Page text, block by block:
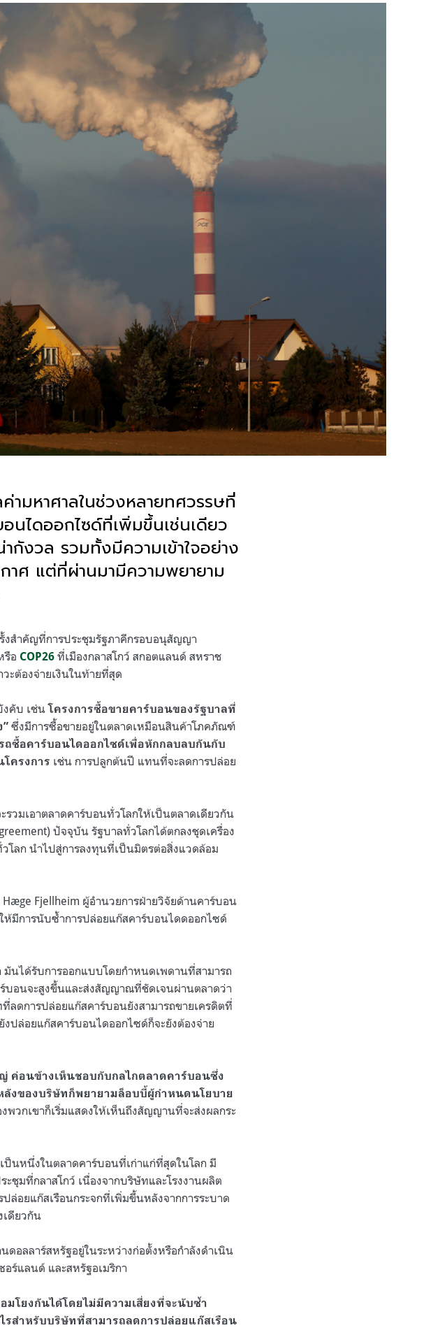
ามหาศาลในช่วงหลายทศวรรษที่
นไดออกไซด์ที่เพิ่มขึ้นเช่นเดียว
งวล รวมทั้งมีความเข้าใจอย่าง
าศ แต่ที่ผ่านมามีความพยายาม
งสำคัญที่การประชุมรัฐภาคีกรอบอนุสัญญา
รือ COP26 ที่เมืองกลาสโกว์ สกอตแลนด์ สหราช
ะต้องจ่ายเงินในท้ายที่สุด
งคับ เช่นโครงการซื้อขายคาร์บอนของรัฐบาลที่
” ซึ่งมีการซื้อขายอยู่ในตลาดเหมือนสินค้าโภคภัณฑ์
ซื้อคาร์บอนไดออกไซด์เพื่อหักกลบลบกันกับ
ครงการ เช่น การปลูกต้นปี แทนที่จะลดการปล่อย
วมเอาตลาดคาร์บอนทั่วโลกให้เป็นตลาดเดียวกัน
ปัจจุบัน รัฐบาลทั่วโลกได้ตกลงชุดเครื่อง
โลก นำไปสู่การลงทุนที่เป็นมิตรต่อสิ่งแวดล้อม
Hæge Fjellheim ผู้อำนวยการฝ่ายวิจัยด้านคาร์บอน
มีการนับซ้ำการปล่อยแก๊สคาร์บอนไดดออกไซด์
นได้รับการออกแบบโดยกำหนดเพดานที่สามารถ
บอนจะสูงขึ้นและส่งสัญญาณที่ชัดเจนผ่านตลาดว่า
ลดการปล่อยแก๊สคาร์บอนยังสามารถขายเครดิตที่
ปล่อยแก๊สคาร์บอนไดออกไซด์ก็จะยังต้องจ่าย
ค่อนข้างเห็นชอบกับกลไกตลาดคาร์บอนซึ่ง
ลังของบริษัทก็พยายามล็อบบี้ผู้กำหนดนโยบาย
พวกเขาก็เริ่มแสดงให้เห็นถึงสัญญานที่จะส่งผลกระ
นหนึ่งในตลาดคาร์บอนที่เก่าแก่ที่สุดในโลก มี
ชุมที่กลาสโกว์ เนื่องจากบริษัทและโรงงานผลิต
อยแก๊สเรือนกระจกที่เพิ่มขึ้นหลังจากการระบาด
ดียวกัน
ดอลลาร์สหรัฐอยู่ในระหว่างก่อตั้งหรือกำลังดำเนิน
ร์แลนด์ และสหรัฐอเมริกา
มโยงกันได้โดยไม่มีความเสี่ยงที่จะนับซ้ำ
สำหรับบริษัทที่สามารถลดการปล่อยแก๊สเรือน